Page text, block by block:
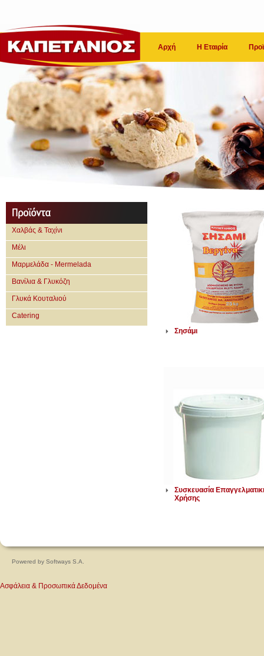
Αρχή Η Εταιρία
Χαλβάς & Ταχίνι
Μέλι
Μαρμελάδα - Mermelada
Βανίλια & Γλυκόζη
Γλυκά Κουταλιού
Catering
Σησάμι
Συσκευασία
Χρήσης
Powered by Softways S.A.
Ασφάλεια & Προσωπικά Δεδομένα